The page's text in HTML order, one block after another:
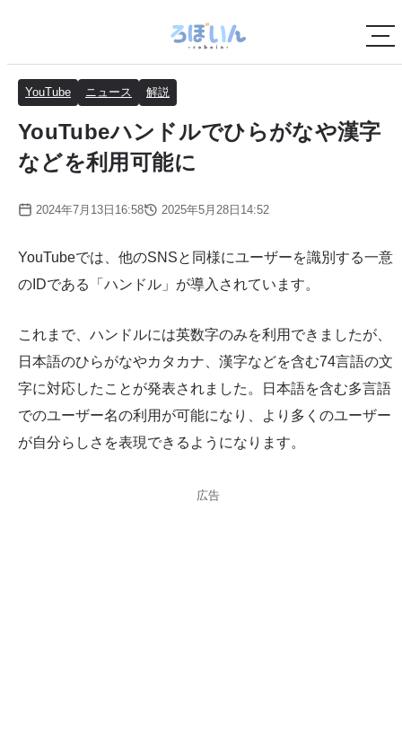
YouTube ニュース 解説
YouTubeハンドルでひらがなや漢字
などを利用可能に
2024年7月13日16:58 2025年5月28日14:52
YouTubeでは、他のSNSと同様にユーザーを識別する一意
のIDである「ハンドル」が導入されています。
これまで、ハンドルには英数字のみを利用できましたが、
日本語のひらがなやカタカナ、漢字などを含む74言語の文
字に対応したことが発表されました。日本語を含む多言語
でのユーザー名の利用が可能になり、より多くのユーザー
が自分らしさを表現できるようになります。
広告